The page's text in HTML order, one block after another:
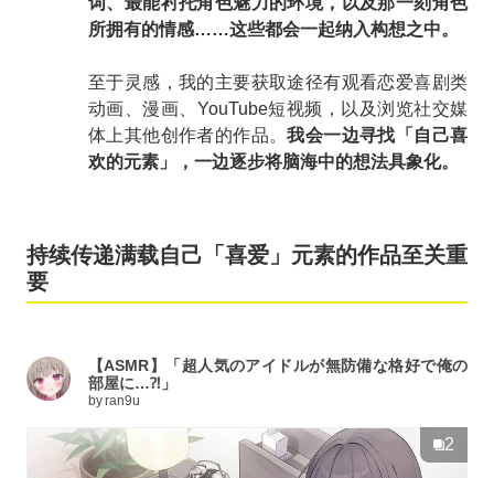
所拥有的情感……这些都会一起纳入构想之中。
至于灵感，我的主要获取途径有观看恋爱喜剧类
动画、漫画、YouTube短视频，以及浏览社交媒
体上其他创作者的作品。我会一边寻找 「 自己喜
欢的元素 」 ，一边逐步将脑海中的想法具象化。
持续传递满载自己「喜爱」元素的作品至关重
要
【ASMR】「超人気のアイドルが無防備な格好で俺の
部屋に…⁈」
byran9u
2